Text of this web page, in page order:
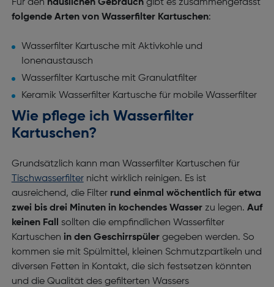
Für den häuslichen Gebrauchgibt es zusammengefasst
folgende Arten von Wasserfilter Kartuschen:
Wasserfilter Kartusche mit Aktivkohle und
Ionenaustausch
Wasserfilter Kartusche mit Granulatfilter
Keramik Wasserfilter Kartusche für mobile Wasserfilter
Wie pflege ich Wasserfilter
Kartuschen?
Grundsätzlich kann man Wasserfilter Kartuschen für
Tischwasserfilternicht wirklich reinigen. Es ist
ausreichend, die Filter rund einmal wöchentlich für etwa
zwei bis drei Minuten in kochendes Wasserzu legen. Auf
keinen Fall
sollten die empfindlichen Wasserfilter
Kartuschen in den Geschirrspülergegeben werden. So
kommen sie mit Spülmittel, kleinen Schmutzpartikeln und
diversen Fetten in Kontakt, die sich festsetzen könnten
und die Qualität des gefilterten Wassers